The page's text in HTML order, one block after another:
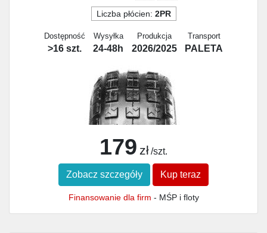
Liczba płócien: 2PR
Dostępność
>16 szt.
Wysyłka
24-48h
Produkcja
2026/2025
Transport
PALETA
179 zł /szt.
Zobacz szczegóły Kup teraz
Finansowanie dla firm - MŚP i floty